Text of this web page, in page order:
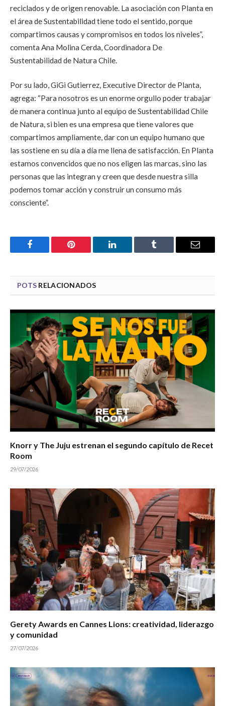
reciclados y de origen renovable. La asociación con Planta en
el área de Sustentabilidad tiene todo el sentido, porque
compartimos causas y compromisos en todos los niveles”,
comenta Ana Molina Cerda, Coordinadora De
Sustentabilidad de Natura Chile.
Por su lado, GiGi Gutierrez, Executive Director de Planta,
agrega: “Para nosotros es un enorme orgullo poder trabajar
de manera continua junto al equipo de Sustentabilidad Chile
de Natura, si bien es una empresa que tiene valores que
compartimos ampliamente, dar con un equipo humano que
las sostiene en su día a día me llena de satisfacción. En Planta
estamos convencidos que no nos eligen las marcas, sino las
personas que las integran y creen que desde nuestra silla
podemos tomar acción y construir un consumo más
consciente”.
Facebook Pinterest LinkedIn Tumblr Email
POTS RELACIONADOS
Knorr y The Juju estrenan el segundo capítulo de Recet
Room
29/07/2026
Gerety Awards en Cannes Lions: creatividad, liderazgo
y comunidad
27/07/2026